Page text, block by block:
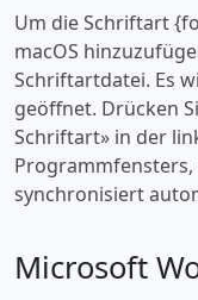
Um die Schriftart
macOS
Schriftartdatei. Es
geöffnet. Drücken
Schriftart» in der
synchronisiert
Microsoft